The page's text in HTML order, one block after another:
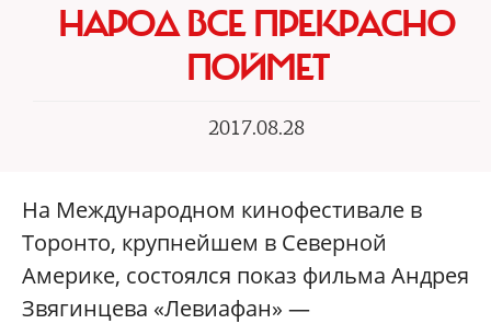
НАРОД ВСЕ ПРЕКРАСНО
ПОЙМЕТ
2017.08.28
На Международном кинофестивале в
Торонто, крупнейшем в Северной
Америке, состоялся показ фильма Андрея
Звягинцева «Левиафан» —